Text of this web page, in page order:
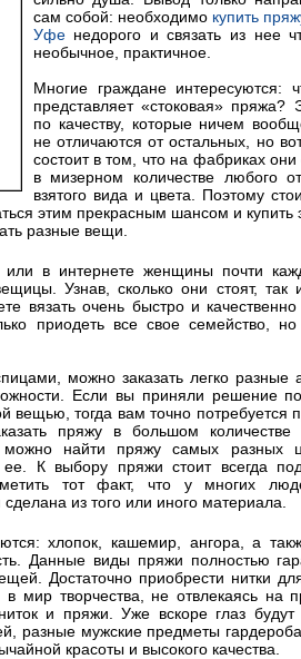
сам собой: необходимо купить
Уфенедорого и связать из нее
необычное, практичное.
Многие граждане интересуются:
представляет «стоковая» пряжа?
по качеству, которые ничем
не отличаются от остальных, но
состоит в том, что на фабриках они
в мизерном количестве любого
взятого вида и цвета. Поэтому
этим прекрасным шансом и купить
разные вещи.
в интернете женщины почти
Узнав, сколько они стоят, так
вязать очень быстро и
приодеть все свое семейство,
можно заказать легко разные
Если вы приняли решение
вещью, тогда вам точно потребуется
пряжу в большом
найти пряжу самых разных
К выбору пряжи стоит всегда
тот факт, что у многих
из того или иного материала.
хлопок, кашемир, ангора, а
Данные виды пряжи полностью
Достаточно приобрести нитки
мир творчества, не отвлекаясь на
и пряжи. Уже вскоре глаз будут
разные мужские предметы
красоты и высокого качества.